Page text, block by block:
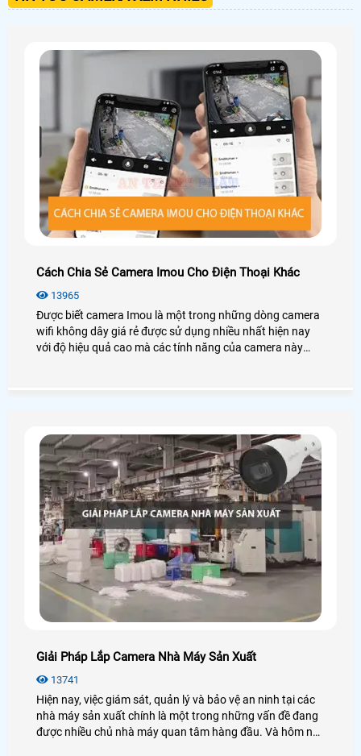
Cách Chia Sẻ Camera Imou Cho Điện Thoại Khác
13965
Được biết camera Imou là một trong những dòng camera
wifi không dây giá rẻ được sử dụng nhiều nhất hiện nay
với độ hiệu quả cao mà các tính năng của camera này
Giải Pháp Lắp Camera Nhà Máy Sản Xuất
13741
Hiện nay, việc giám sát, quản lý và bảo vệ an ninh tại các
nhà máy sản xuất chính là một trong những vấn đề đang
được nhiều chủ nhà máy quan tâm hàng đầu. Và hôm nay